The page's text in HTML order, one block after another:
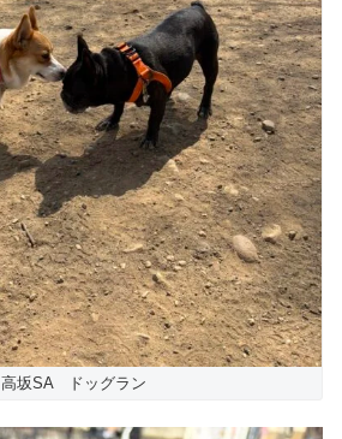
高坂SA ドッグラン